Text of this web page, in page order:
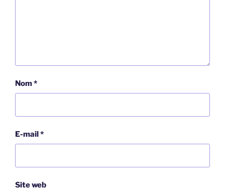
Nom*
E-mail*
Site web